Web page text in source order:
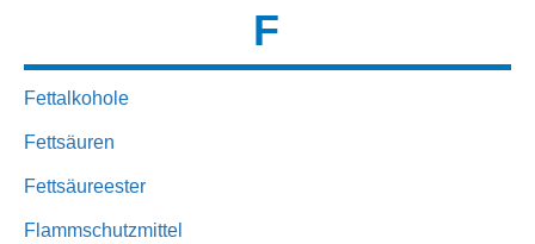
F
Fettalkohole
Fettsäuren
Fettsäureester
Flammschutzmittel